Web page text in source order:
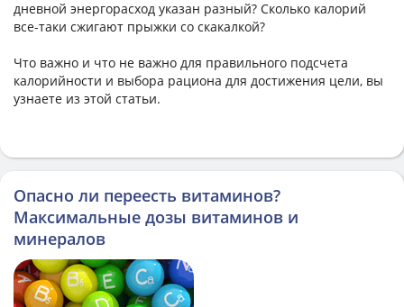
дневной энергорасход указан разный? Сколько калорий
все-таки сжигают прыжки со скакалкой?
Что важно и что не важно для правильного подсчета
калорийности и выбора рациона для достижения цели, вы
узнаете из этой статьи.
Опасно ли переесть витаминов?
Максимальные дозы витаминов и
минералов